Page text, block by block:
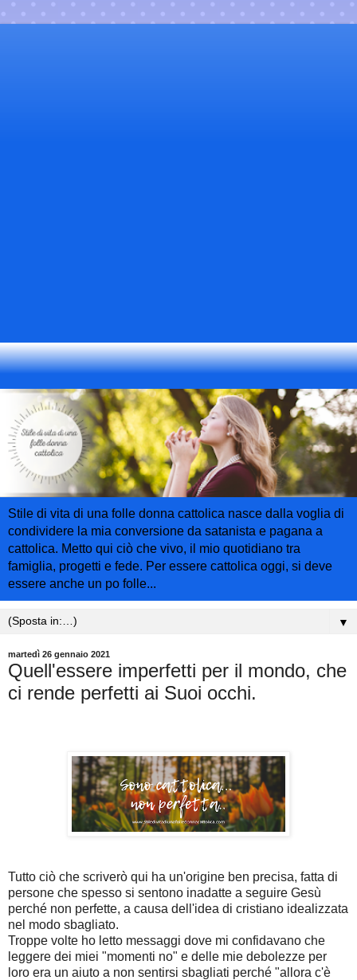
Stile di vita di una folle donna cattolica nasce dalla voglia di
condividere la mia conversione da satanista e pagana a
cattolica. Metto qui ciò che vivo, il mio quotidiano tra
famiglia, progetti e fede. Per essere cattolica oggi, si deve
essere anche un po folle...
▼
martedì 26 gennaio 2021
Quell'essere imperfetti per il mondo, che
ci rende perfetti ai Suoi occhi.
Tutto ciò che scriverò qui ha un'origine ben precisa, fatta di
persone che spesso si sentono inadatte a seguire Gesù
perché non perfette, a causa dell'idea di cristiano idealizzata
nel modo sbagliato.
Troppe volte ho letto messaggi dove mi confidavano che
leggere dei miei "momenti no" e delle mie debolezze per
loro era un aiuto a non sentirsi sbagliati perché "allora c'è